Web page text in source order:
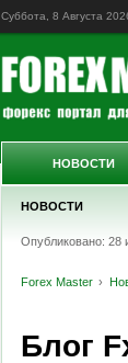
Суббота, 8 Августа
НОВОСТИ
Опубликовано: 28
Forex Master
Блог
НОВОСТИ